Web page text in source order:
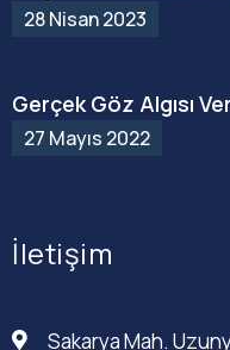
28 Nisan 2023
Gerçek Göz Algısı
27 Mayıs 2022
İletişim
Sakarya Mah.